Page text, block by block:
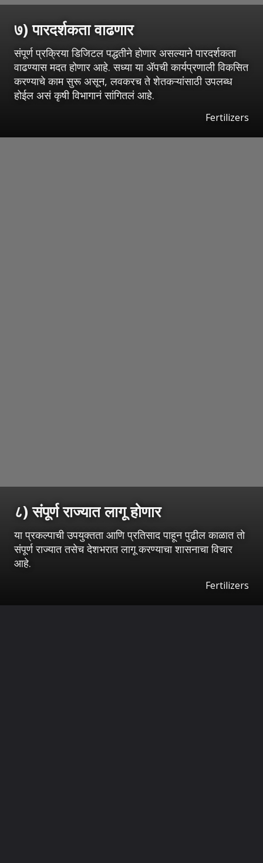
७) पारदर्शकता वाढणार
संपूर्ण प्रक्रिया डिजिटल पद्धतीने होणार असल्याने पारदर्शकता
वाढण्यास मदत होणार आहे. सध्या या ॲपची कार्यप्रणाली विकसित
करण्याचे काम सुरू असून, लवकरच ते शेतकऱ्यांसाठी उपलब्ध
होईल असं कृषी विभागानं सांगितलं आहे.
Fertilizers
८) संपूर्ण राज्यात लागू होणार
या प्रकल्पाची उपयुक्तता आणि प्रतिसाद पाहून पुढील काळात तो
संपूर्ण राज्यात तसेच देशभरात लागू करण्याचा शासनाचा विचार
आहे.
Fertilizers